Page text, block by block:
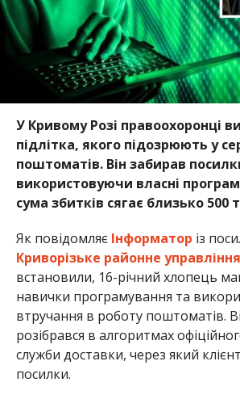
У Кривому Розі правоохоронці
підлітка, якого підозрюють у
поштоматів. Він забирав
використовуючи власні
сума збитків сягає близько 500
Як повідомляє Інформатор із
Криворізьке районне управління
встановили, 16-річний хлопець
навички програмування та
втручання в роботу поштоматів.
розібрався в алгоритмах
служби доставки, через який
посилки.